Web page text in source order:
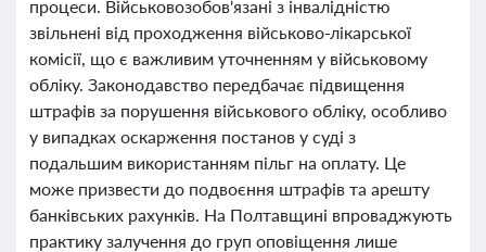
процеси. Військовозобов'язані з інвалідністю
звільнені від проходження військово-лікарської
комісії, що є важливим уточненням у військовому
обліку. Законодавство передбачає підвищення
штрафів за порушення військового обліку, особливо
у випадках оскарження постанов у суді з
подальшим використанням пільг на оплату. Це
може призвести до подвоєння штрафів та арешту
банківських рахунків. На Полтавщині впроваджують
практику залучення до груп оповіщення лише